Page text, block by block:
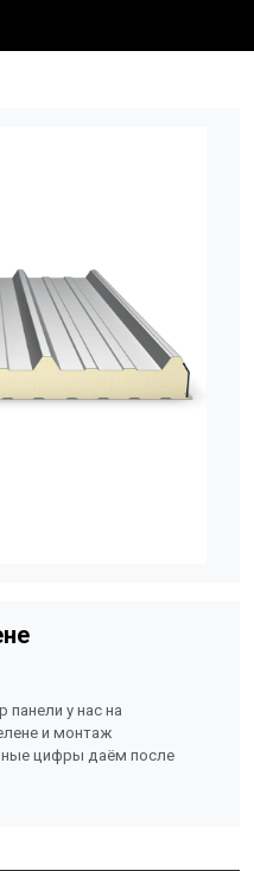
панели у нас на
и монтаж
цифры даём после